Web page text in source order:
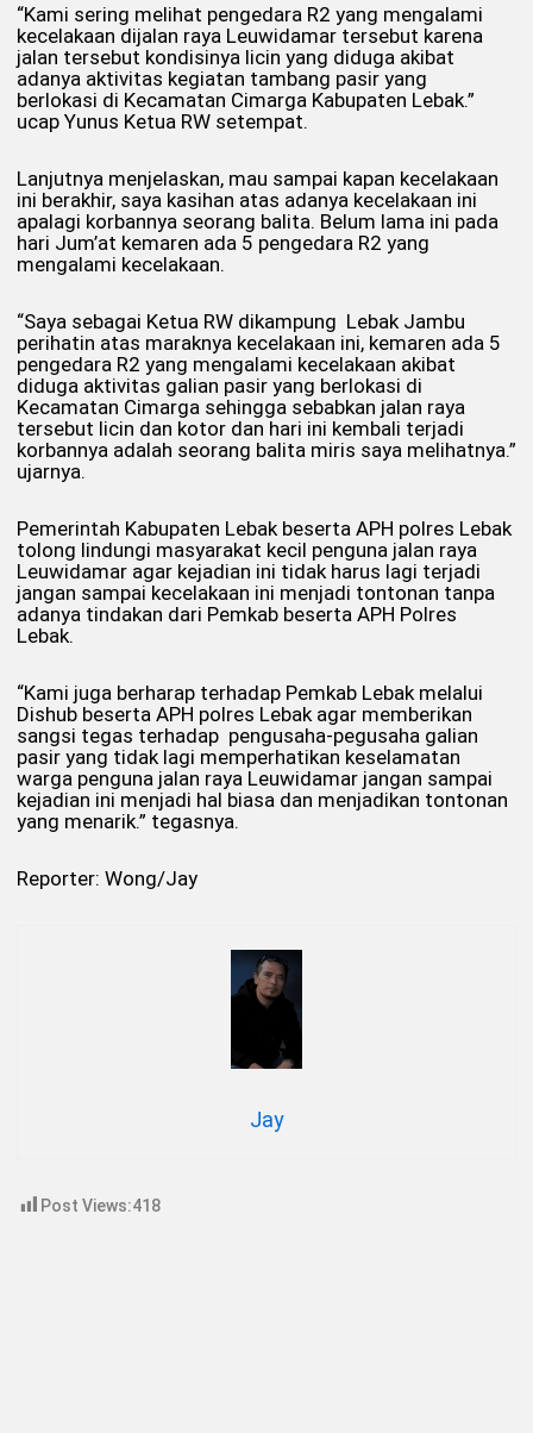
“Kami sering melihat pengedara R2 yang mengalami
kecelakaan dijalan raya Leuwidamar tersebut karena
jalan tersebut kondisinya licin yang diduga akibat
adanya aktivitas kegiatan tambang pasir yang
berlokasi di Kecamatan Cimarga Kabupaten Lebak.”
ucap Yunus Ketua RW setempat.
Lanjutnya menjelaskan, mau sampai kapan kecelakaan
ini berakhir, saya kasihan atas adanya kecelakaan ini
apalagi korbannya seorang balita. Belum lama ini pada
hari Jum’at kemaren ada 5 pengedara R2 yang
mengalami kecelakaan.
“Saya sebagai Ketua RW dikampung Lebak Jambu
perihatin atas maraknya kecelakaan ini, kemaren ada 5
pengedara R2 yang mengalami kecelakaan akibat
diduga aktivitas galian pasir yang berlokasi di
Kecamatan Cimarga sehingga sebabkan jalan raya
tersebut licin dan kotor dan hari ini kembali terjadi
korbannya adalah seorang balita miris saya melihatnya.”
ujarnya.
Pemerintah Kabupaten Lebak beserta APH polres Lebak
tolong lindungi masyarakat kecil penguna jalan raya
Leuwidamar agar kejadian ini tidak harus lagi terjadi
jangan sampai kecelakaan ini menjadi tontonan tanpa
adanya tindakan dari Pemkab beserta APH Polres
Lebak.
“Kami juga berharap terhadap Pemkab Lebak melalui
Dishub beserta APH polres Lebak agar memberikan
sangsi tegas terhadap pengusaha-pegusaha galian
pasir yang tidak lagi memperhatikan keselamatan
warga penguna jalan raya Leuwidamar jangan sampai
kejadian ini menjadi hal biasa dan menjadikan tontonan
yang menarik.” tegasnya.
Reporter: Wong/Jay
Jay
Post Views:418